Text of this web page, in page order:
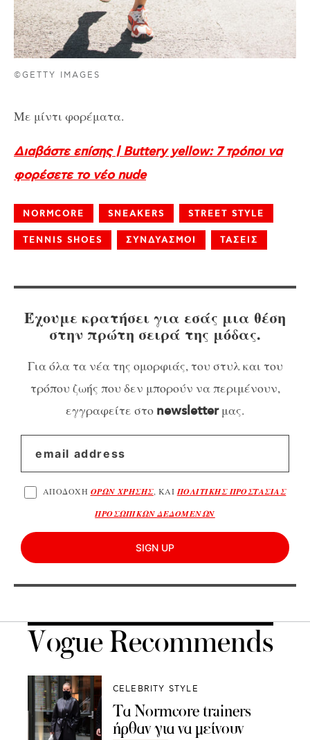
©GETTY IMAGES
Με μίντι φορέματα.
Διαβάστε επίσης | Buttery yellow: 7 τρόποι να
φορέσετε το νέο nude
NORMCORE SNEAKERS STREET STYLE
TENNIS SHOES ΣΥΝΔΥΑΣΜΟΙ ΤΑΣΕΙΣ
Έχουμε κρατήσει για εσάς μια θέση
στην πρώτη σειρά της μόδας.
Για όλα τα νέα της ομορφιάς, του στυλ και του
τρόπου ζωής που δεν μπορούν να περιμένουν,
εγγραφείτε στο newsletterμας.
ΑΠΟΔΟΧΗ ΟΡΩΝ ΧΡΗΣΗΣ, ΚΑΙΠΟΛΙΤΙΚΗΣ ΠΡΟΣΤΑΣΙΑΣ
ΠΡΟΣΩΠΙΚΩΝ ΔΕΔΟΜΕΝΩΝ
SIGN UP
Vogue Recommends
CELEBRITY STYLE
Τα Normcore trainers
ήρθαν για να μείνουν